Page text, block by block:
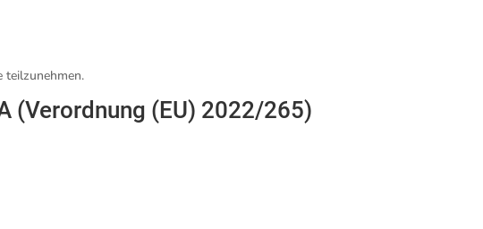
teilzunehmen.
(Verordnung (EU) 2022/265)